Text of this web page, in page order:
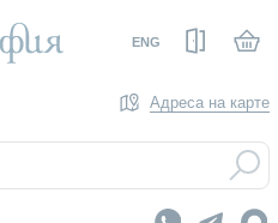
ENG Вход
Адреса на карте